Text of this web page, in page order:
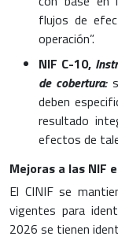
flujos de
operación”.
NIF C-10,
de cobertura:
deben
resultado
efectos de
Mejoras a las NIF
El CINIF se
vigentes para
2026 se tienen